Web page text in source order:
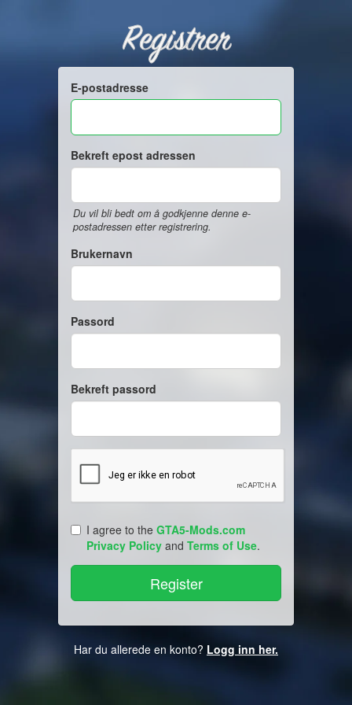
Registrer
E-postadresse
Bekreft epost adressen
Du vil bli bedt om å godkjenne denne e-
postadressen etter registrering.
Brukernavn
Passord
Bekreft passord
I agree to the GTA5-Mods.com
Privacy Policy and Terms of Use.
Har du allerede en konto? Logg inn her.